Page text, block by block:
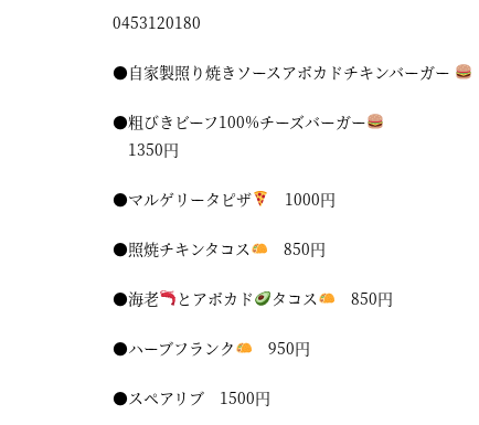
0453120180
●自家製照り焼きソースアボカドチキンバーガー
●粗びきビーフ100%チーズバーガー
1350円
●マルゲリータピザ 1000円
●照焼チキンタコス 850円
●海老 とアボカド タコス 850円
●ハーブフランク 950円
●スペアリブ 1500円